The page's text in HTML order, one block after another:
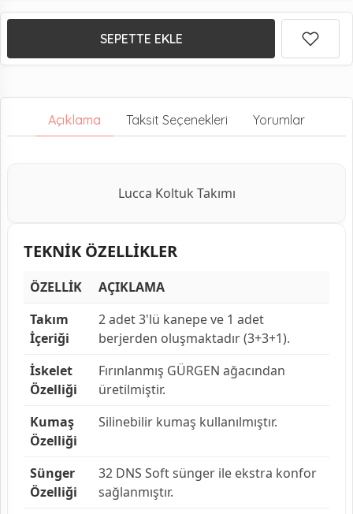
SEPETTE EKLE
Açıklama Taksit Seçenekleri Yorumlar
Lucca Koltuk Takımı
TEKNİK ÖZELLİKLER
ÖZELLİK
AÇIKLAMA
Takım
İçeriği
2 adet 3'lü kanepe ve 1 adet
berjerden oluşmaktadır (3+3+1).
İskelet
Özelliği
Fırınlanmış GÜRGEN ağacından
üretilmiştir.
Kumaş
Özelliği
Silinebilir kumaş kullanılmıştır.
Sünger
Özelliği
32 DNS Soft sünger ile ekstra konfor
sağlanmıştır.